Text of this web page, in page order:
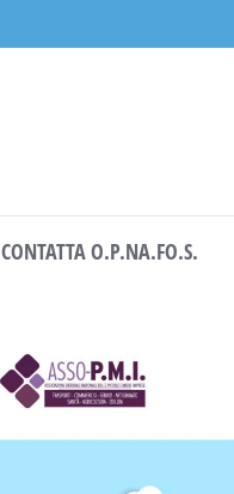
CONTATTA O.P.NA.FO.S.